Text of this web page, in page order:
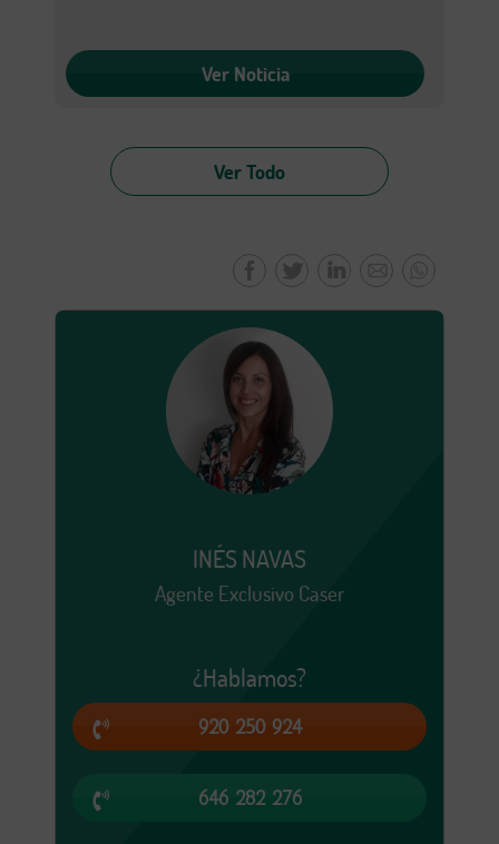
Ver Noticia
Ver Todo
INÉS NAVAS
Agente Exclusivo Caser
¿Hablamos?
920 250 924
646 282 276